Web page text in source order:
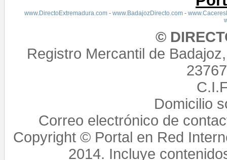
www.DirectoExtremadura.com- www.BadajozDirecto.com-
©
Registro Mercantil de
Domicilio
Correo electrónico de
Copyright © Portal en Red
2014. Incluye